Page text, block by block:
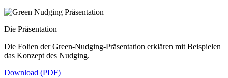
Die Präsentation
Die Folien der Green-Nudging-Präsentation erklären mit Beispielen
das Konzept des Nudging.
Download (PDF)